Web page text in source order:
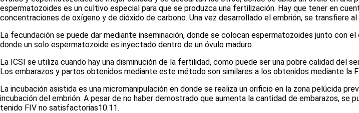
espermatozoides es un cultivo especial para que se produzca una fertilización. Hay que tener en
concentraciones de oxígeno y de dióxido de carbono. Una vez desarrollado el embrión, se transfiere
La fecundación se puede dar mediante inseminación, donde se colocan espermatozoides junto con
donde un solo espermatozoide es inyectado dentro de un óvulo maduro.
La ICSI se utiliza cuando hay una disminución de la fertilidad, como puede ser una pobre calidad del
Los embarazos y partos obtenidos mediante este método son similares a los obtenidos mediante la
La incubación asistida es una micromanipulación en donde se realiza un orificio en la zona pelúcida
incubación del embrión. A pesar de no haber demostrado que aumenta la cantidad de embarazos, se
tenido FIV no satisfactorias10.11.